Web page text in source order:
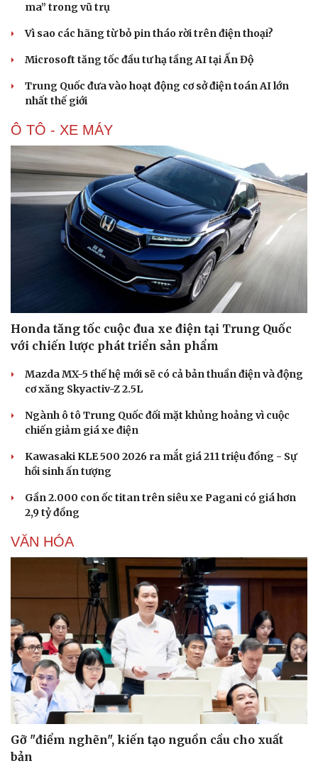
Văn hóa
Sân khấu - Điện ảnh
Văn học
Di sản
Nghệ sĩ
ma” trong vũ trụ
Vì sao các hãng từ bỏ pin tháo rời trên điện thoại?
Microsoft tăng tốc đầu tư hạ tầng AI tại Ấn Độ
Trung Quốc đưa vào hoạt động cơ sở điện toán AI lớn
nhất thế giới
Ô TÔ - XE MÁY
Honda tăng tốc cuộc đua xe điện tại Trung Quốc
với chiến lược phát triển sản phẩm
Mazda MX-5 thế hệ mới sẽ có cả bản thuần điện và động
cơ xăng Skyactiv-Z 2.5L
Ngành ô tô Trung Quốc đối mặt khủng hoảng vì cuộc
chiến giảm giá xe điện
Kawasaki KLE 500 2026 ra mắt giá 211 triệu đồng - Sự
hồi sinh ấn tượng
Gần 2.000 con ốc titan trên siêu xe Pagani có giá hơn
2,9 tỷ đồng
VĂN HÓA
Gỡ "điểm nghẽn", kiến tạo nguồn cầu cho xuất
bản